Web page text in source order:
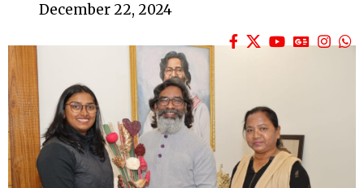
December 22, 2024